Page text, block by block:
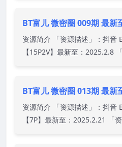
BT富儿 微密圈 009期 最新
资源简介 「资源描述」：抖音
【15P2V】最新至：2025.2.8
BT富儿 微密圈 013期 最新
资源简介 「资源描述」：抖音
【7P】最新至：2025.2.21 「